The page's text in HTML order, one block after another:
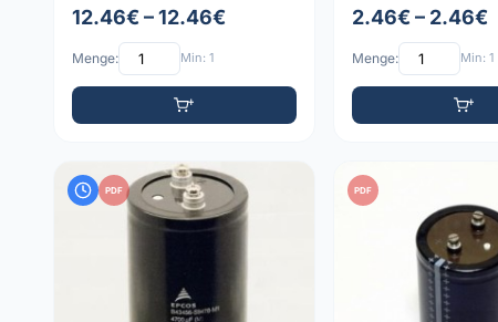
12.46€ – 12.46€
Menge: Min: 1
2.46€ – 2.46€
Menge: Min: 1
PDF PDF